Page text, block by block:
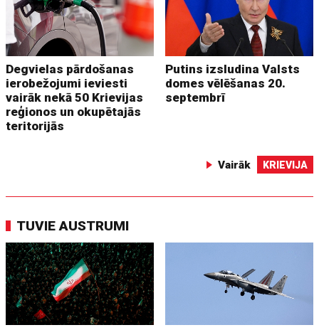
Degvielas pārdošanas
ierobežojumi ieviesti
vairāk nekā 50 Krievijas
reģionos un okupētajās
teritorijās
Putins izsludina Valsts
domes vēlēšanas 20.
septembrī
Vairāk KRIEVIJA
TUVIE AUSTRUMI